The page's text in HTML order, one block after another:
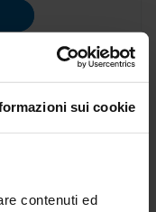
sui cookie
contenuti ed
Stand:E31